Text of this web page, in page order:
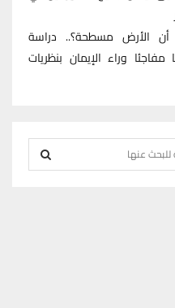
الأرض مسطحة؟.. دراسة
وراء الإيمان بنظريات